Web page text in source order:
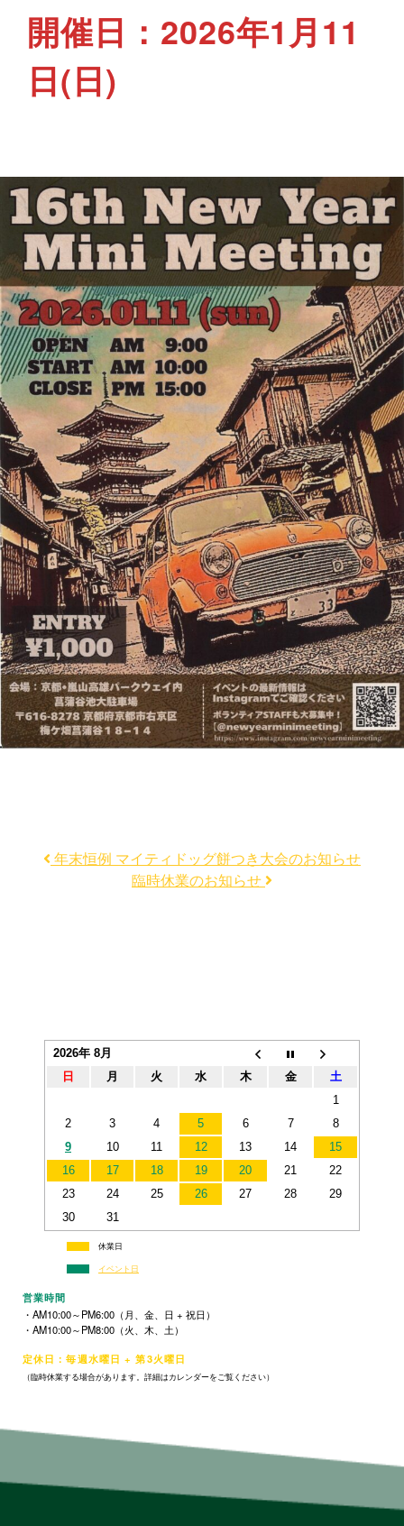
2026年 8月
日
月 火 水 木 金
土
1
2
3 4 5 6 7
8
9
10 11 12 13 14
15
16
17 18 19 20 21
22
23
24 25 26 27 28
29
30
31
休業日
イベント日
営業時間
・AM10:00～PM6:00（月、金、日 + 祝日）
・AM10:00～PM8:00（火、木、土）
定休日：毎週水曜日 + 第3火曜日
（臨時休業する場合があります。詳細はカレンダーをご覧ください）
開催日：2026年1月11
日(日)
年末恒例 マイティドッグ餅つき大会のお知らせ
臨時休業のお知らせ